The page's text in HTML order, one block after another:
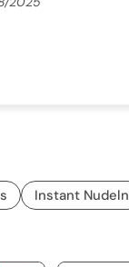
Instant Nudeln